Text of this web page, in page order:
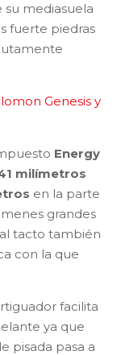
mediasuela
fuerte piedras
Genesis y
Energy
milímetros
en la parte
grandes
tacto también
con la que
facilita
ya que
pisada pasa a